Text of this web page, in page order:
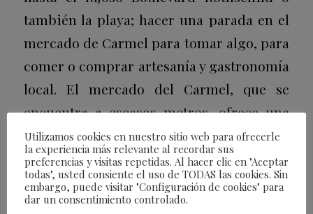
también la playa; hacer una parada en el
mercado de Carmel para tomar algo, para
comer o comprar artesanía y gastronomía
local. El mercado del Carmel, que se
encuentra a escasos metros, ofrece una
intensa experiencia de sabores, olores,
sonidos y sonrisas de sus comerciantes.
También tiene algunos de los mejores
restaurantes de la ciudad escondidos en
Utilizamos cookies en nuestro sitio web para ofrecerle
la experiencia más relevante al recordar sus
preferencias y visitas repetidas. Al hacer clic en "Aceptar
todas", usted consiente el uso de TODAS las cookies. Sin
embargo, puede visitar "Configuración de cookies" para
dar un consentimiento controlado.